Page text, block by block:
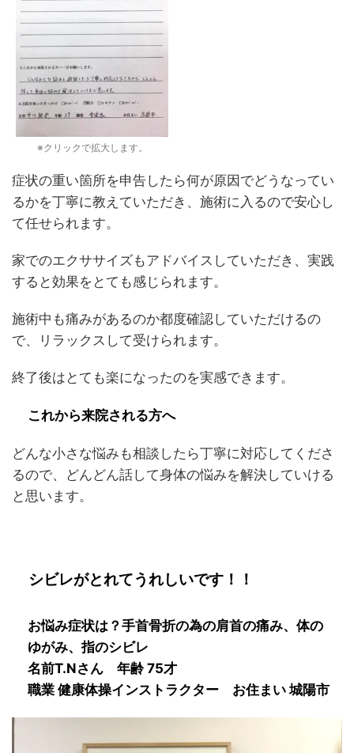
※クリックで拡大します。
症状の重い箇所を申告したら何が原因でどうなってい
るかを丁寧に教えていただき、施術に入るので安心し
て任せられます。
家でのエクササイズもアドバイスしていただき、実践
すると効果をとても感じられます。
施術中も痛みがあるのか都度確認していただけるの
で、リラックスして受けられます。
終了後はとても楽になったのを実感できます。
これから来院される方へ
どんな小さな悩みも相談したら丁寧に対応してくださ
るので、どんどん話して身体の悩みを解決していける
と思います。
シビレがとれてうれしいです！！
お悩み症状は？ 手首骨折の為の肩首の痛み、体の
ゆがみ、指のシビレ
名前T.Nさん 年齢 75才
職業 健康体操インストラクター お住まい 城陽市